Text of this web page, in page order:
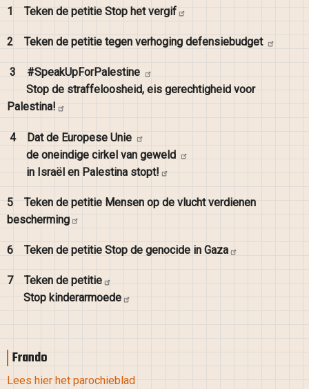
1 Teken de petitie Stop hetvergif
2 Teken de petitie tegen verhoging defensiebudget
3
#SpeakUpForPalestine
Stop de straffeloosheid, eis gerechtigheid voor
Palestina!
4 Dat de Europese Unie
de oneindige cirkel van geweld
in Israël en Palestina stopt!
5 Teken de petitie Mensen op de vlucht verdienen
bescherming
6 Teken de petitie Stop de genocide in Gaza
7 Teken de petitie
Stop kinderarmoede
Frando
Lees hier het parochieblad